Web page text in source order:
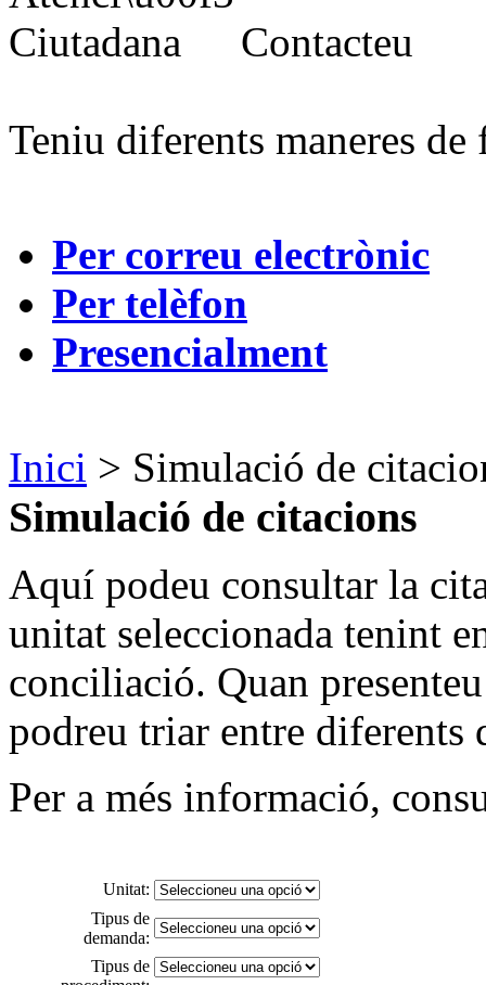
Contacteu
Teniu diferents maneres de
Per correu electrònic
Per telèfon
Presencialment
Inici > Simulació de
Simulació de citacions
Aquí podeu consultar la
unitat seleccionada tenint
conciliació. Quan
podreu triar entre diferents
Per a més informació,
Unitat:
Tipus de
demanda:
Tipus de